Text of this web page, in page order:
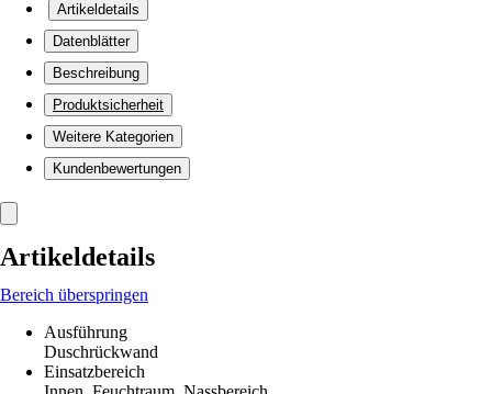
Artikeldetails
Datenblätter
Beschreibung
Produktsicherheit
Weitere Kategorien
Kundenbewertungen
Artikeldetails
Bereich überspringen
Ausführung
Duschrückwand
Einsatzbereich